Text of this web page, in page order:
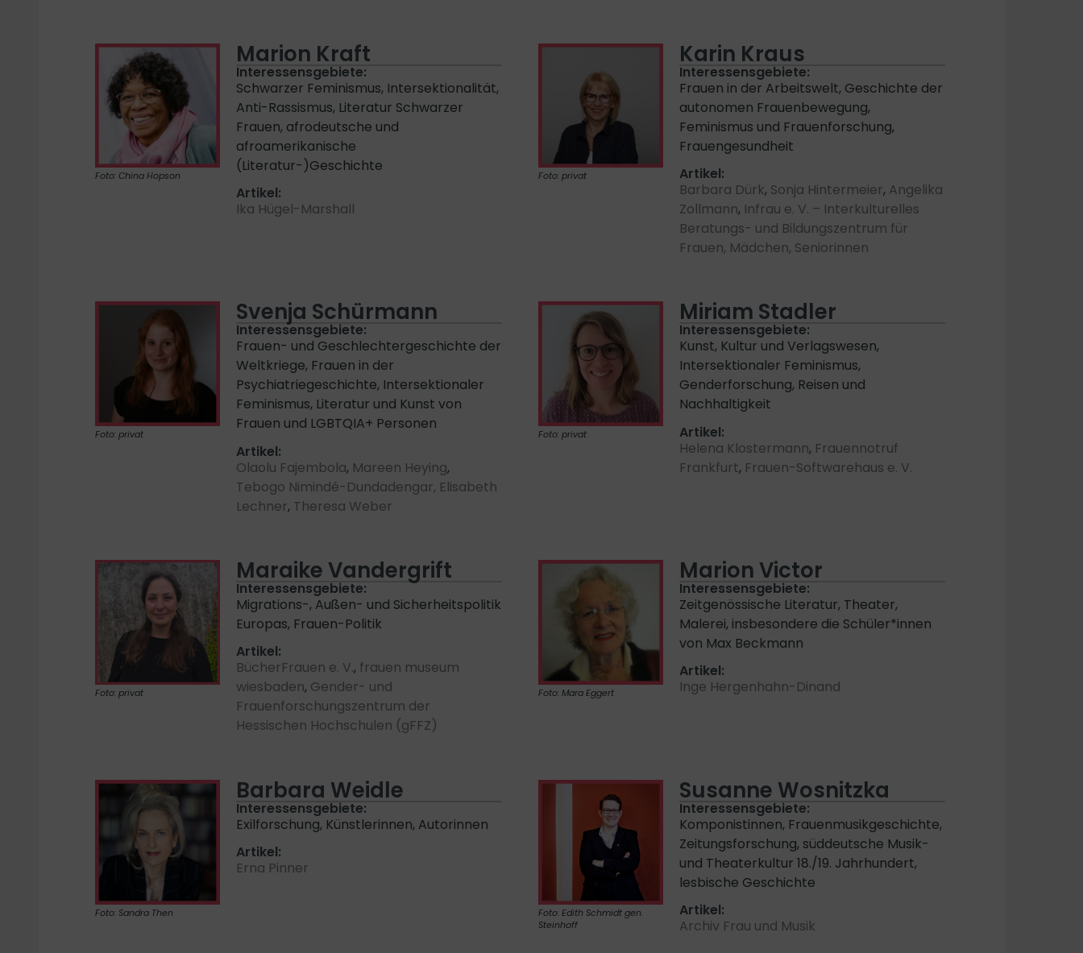
Foto: China Hopson
Marion Kraft
Interessensgebiete:
Schwarzer Feminismus, Intersektionalität,
Anti-Rassismus, Literatur Schwarzer
Frauen, afrodeutsche und
afroamerikanische
(Literatur-)Geschichte
Artikel:
Ika Hügel-Marshall
Foto: privat
Karin Kraus
Interessensgebiete:
Frauen in der Arbeitswelt, Geschichte der
autonomen Frauenbewegung,
Feminismus und Frauenforschung,
Frauengesundheit
Artikel:
Barbara Dürk, Sonja Hintermeier, Angelika
Zollmann, Infrau e. V. – Interkulturelles
Beratungs- und Bildungszentrum für
Frauen, Mädchen, Seniorinnen
Foto: privat
Svenja Schürmann
Interessensgebiete:
Frauen- und Geschlechtergeschichte der
Weltkriege, Frauen in der
Psychiatriegeschichte, Intersektionaler
Feminismus, Literatur und Kunst von
Frauen und LGBTQIA+ Personen
Artikel:
Olaolu Fajembola, Mareen Heying,
Tebogo Nimindé-Dundadengar, Elisabeth
Lechner, Theresa Weber
Foto: privat
Miriam Stadler
Interessensgebiete:
Kunst, Kultur und Verlagswesen,
Intersektionaler Feminismus,
Genderforschung, Reisen und
Nachhaltigkeit
Artikel:
Helena Klostermann, Frauennotruf
Frankfurt, Frauen-Softwarehaus e. V.
Foto: privat
Maraike Vandergrift
Interessensgebiete:
Migrations-, Außen- und Sicherheitspolitik
Europas, Frauen-Politik
Artikel:
BücherFrauen e. V., frauen museum
wiesbaden, Gender- und
Frauenforschungszentrum der
Hessischen Hochschulen (gFFZ)
Foto: Mara Eggert
Marion Victor
Interessensgebiete:
Zeitgenössische Literatur, Theater,
Malerei, insbesondere die Schüler*innen
von Max Beckmann
Artikel:
Inge Hergenhahn-Dinand
Foto: Sandra Then
Barbara Weidle
Interessensgebiete:
Exilforschung, Künstlerinnen, Autorinnen
Artikel:
Erna Pinner
Foto: Edith Schmidt gen.
Steinhoff
Susanne Wosnitzka
Interessensgebiete:
Komponistinnen, Frauenmusikgeschichte,
Zeitungsforschung, süddeutsche Musik-
und Theaterkultur 18./19. Jahrhundert,
lesbische Geschichte
Artikel:
Archiv Frau und Musik